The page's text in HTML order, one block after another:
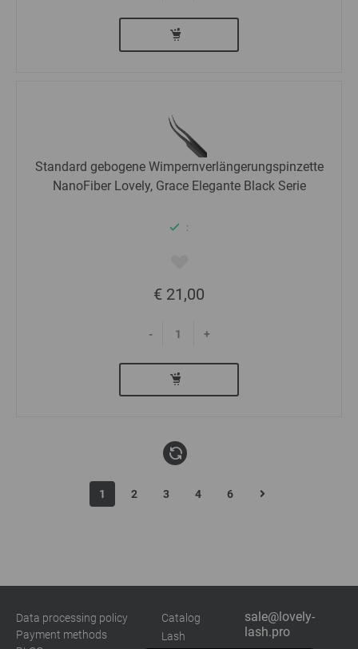
Standard gebogene Wimpernverlängerungspinzette
NanoFiber Lovely, Grace Elegante Black Serie
:
€ 21,00
- +
1 2 3 4 6
Data processing policy
Payment methods
Catalog
Lash
sale@lovely-
lash.pro